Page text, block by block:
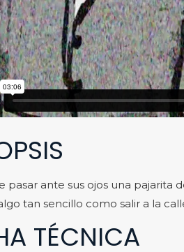
pasar ante sus ojos una pajarita
tan sencillo como salir a la
TÉCNICA